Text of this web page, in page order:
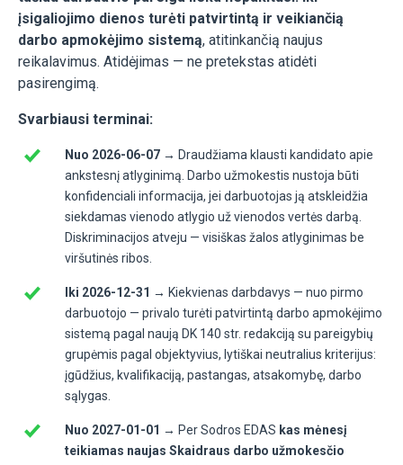
įsigaliojimo dienos turėti patvirtintą ir veikiančią
darbo apmokėjimo sistemą, atitinkančią naujus
reikalavimus. Atidėjimas — ne pretekstas atidėti
pasirengimą.
Svarbiausi terminai:
Nuo 2026-06-07 → Draudžiama klausti kandidato apie
ankstesnį atlyginimą. Darbo užmokestis nustoja būti
konfidenciali informacija, jei darbuotojas ją atskleidžia
siekdamas vienodo atlygio už vienodos vertės darbą.
Diskriminacijos atveju — visiškas žalos atlyginimas be
viršutinės ribos.
Iki 2026-12-31 → Kiekvienas darbdavys — nuo pirmo
darbuotojo — privalo turėti patvirtintą darbo apmokėjimo
sistemą pagal naują DK 140 str. redakciją su pareigybių
grupėmis pagal objektyvius, lytiškai neutralius kriterijus:
įgūdžius, kvalifikaciją, pastangas, atsakomybę, darbo
sąlygas.
Nuo 2027-01-01 → Per Sodros EDAS kas mėnesį
teikiamas naujas Skaidraus darbo užmokesčio